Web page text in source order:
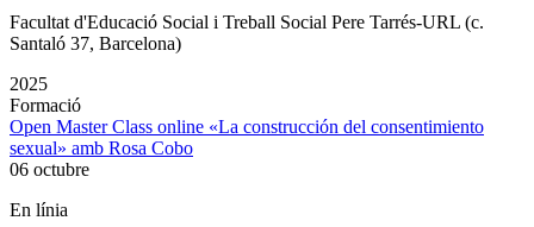
Facultat d'Educació Social i Treball Social Pere Tarrés-URL (c.
Santaló 37, Barcelona)
2025
Formació
Open Master Class online «La construcción del consentimiento
sexual» amb Rosa Cobo
06 octubre
En línia